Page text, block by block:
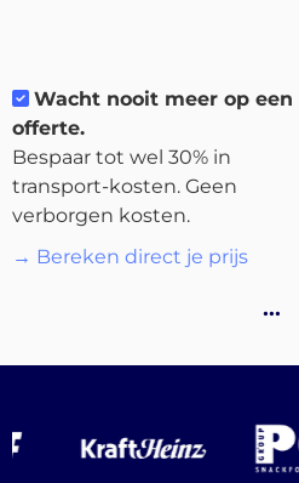
About
Wacht nooit meer op een
offerte.
Bespaar tot wel 30% in
transport-kosten. Geen
verborgen kosten.
→ Bereken direct je prijs
…